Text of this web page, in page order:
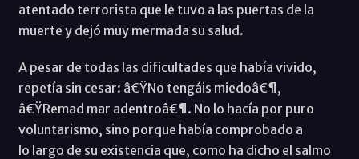
atentado terrorista que le tuvo a las puertas de la
muerte y dejó muy mermada su salud.
A pesar de todas las dificultades que había vivido,
repetía sin cesar: â€ŸNo tengáis miedoâ€¶,
â€ŸRemad mar adentroâ€¶. No lo hacía por puro
voluntarismo, sino porque había comprobado a
lo largo de su existencia que, como ha dicho el salmo